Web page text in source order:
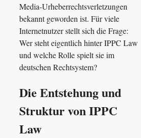
Media-Urheberrechtsverletzungen
bekannt geworden ist. Für viele
Internetnutzer stellt sich die Frage:
Wer steht eigentlich hinter IPPC Law
und welche Rolle spielt sie im
deutschen Rechtsystem?
Die Entstehung und
Struktur von IPPC
Law